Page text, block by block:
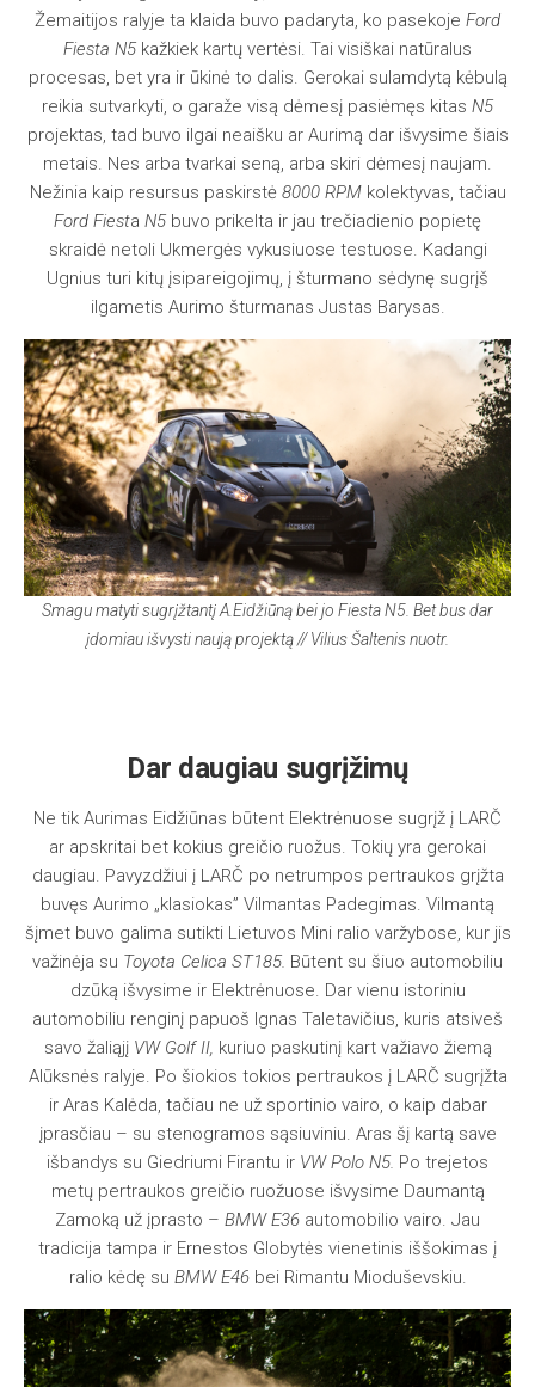
Žemaitijos ralyje ta klaida buvo padaryta, ko pasekoje Ford
Fiesta N5 kažkiek kartų vertėsi. Tai visiškai natūralus
procesas, bet yra ir ūkinė to dalis. Gerokai sulamdytą kėbulą
reikia sutvarkyti, o garaže visą dėmesį pasiėmęs kitas N5
projektas, tad buvo ilgai neaišku ar Aurimą dar išvysime šiais
metais. Nes arba tvarkai seną, arba skiri dėmesį naujam.
Nežinia kaip resursus paskirstė8000 RPMkolektyvas, tačiau
Ford Fiesta N5 buvo prikelta ir jau trečiadienio popietę
skraidė netoli Ukmergės vykusiuose testuose. Kadangi
Ugnius turi kitų įsipareigojimų, į šturmano sėdynę sugrįš
ilgametis Aurimo šturmanas Justas Barysas.
Smagu matyti sugrįžtantį A.Eidžiūną bei jo Fiesta N5. Bet bus dar
įdomiau išvysti naują projektą // Vilius Šaltenis nuotr.
Dar daugiau sugrįžimų
Ne tik Aurimas Eidžiūnas būtent Elektrėnuose sugrįž į LARČ
ar apskritai bet kokius greičio ruožus. Tokių yra gerokai
daugiau. Pavyzdžiui į LARČ po netrumpos pertraukos grįžta
buvęs Aurimo „klasiokas” Vilmantas Padegimas. Vilmantą
šįmet buvo galima sutikti Lietuvos Mini ralio varžybose, kur jis
važinėja su Toyota Celica ST185. Būtent su šiuo automobiliu
dzūką išvysime ir Elektrėnuose. Dar vienu istoriniu
automobiliu renginį papuoš Ignas Taletavičius, kuris atsiveš
savo žaliąjį VW Golf II, kuriuo paskutinį kart važiavo žiemą
Alūksnės ralyje. Po šiokios tokios pertraukos į LARČ sugrįžta
ir Aras Kalėda, tačiau ne už sportinio vairo, o kaip dabar
įprasčiau – su stenogramos sąsiuviniu. Aras šį kartą save
išbandys su Giedriumi Firantu ir VW Polo N5. Po trejetos
metų pertraukos greičio ruožuose išvysime Daumantą
Zamoką už įprasto – BMW E36 automobilio vairo. Jau
tradicija tampa ir Ernestos Globytės vienetinis iššokimas į
ralio kėdę su BMW E46bei Rimantu Mioduševskiu.